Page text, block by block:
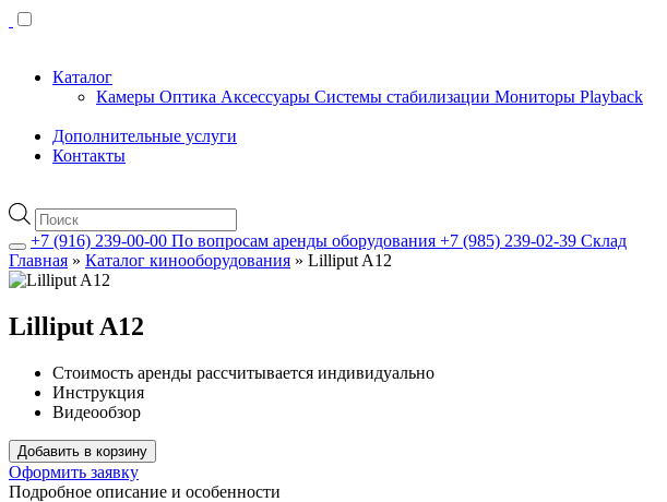
Каталог
Камеры Оптика Аксессуары Системы стабилизации Мониторы Playback
Дополнительные услуги
Контакты
Поиск
товаров
+7 (916) 239-00-00 По вопросам аренды оборудования +7 (985) 239-02-39 Склад
Главная » Каталог кинооборудования » Lilliput A12
Lilliput A12
Стоимость аренды рассчитывается индивидуально
Инструкция
Видеообзор
Добавить в корзину
Оформить заявку
Подробное описание и особенности